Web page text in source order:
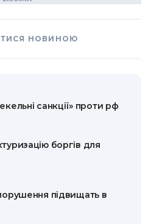
НОВИНОЮ
санкції» проти рф
боргів для
підвищать в